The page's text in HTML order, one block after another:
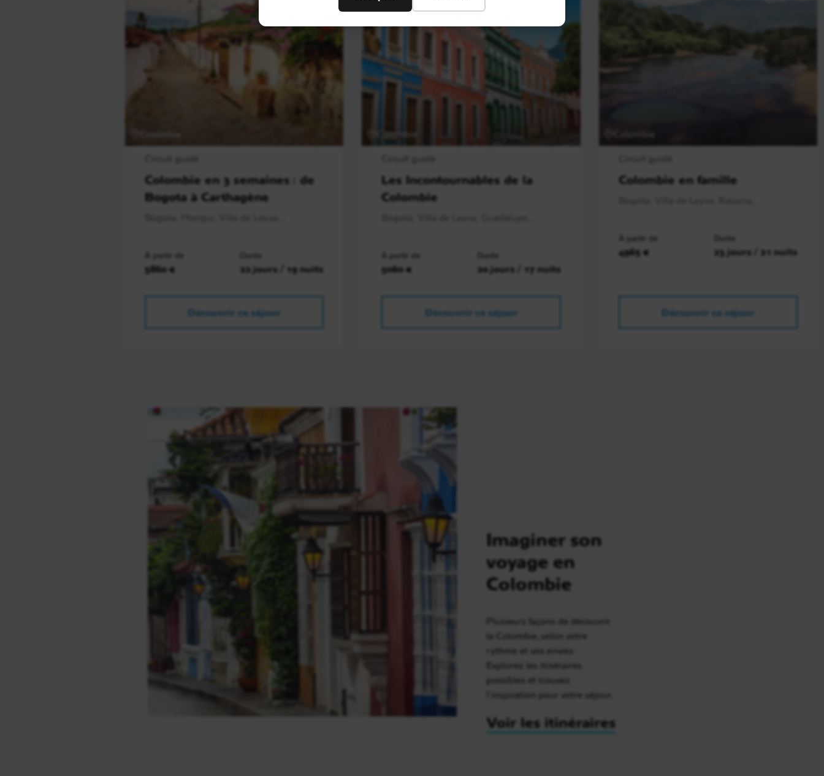
Colombie en 3 semaines : de
Bogota à Carthagène
À partir de
5860 €
Durée
22 jours / 19 nuits
Découvrir ce séjour
Colombie
Les Incontournables de la
Colombie
À partir de
5060 €
Durée
20 jours / 17 nuits
Découvrir ce séjour
Colombie en famille
À partir de
4965 €
Durée
23 jours / 21 nuits
Découvrir ce séjour
Imaginer son
voyage en
Colombie
Plusieurs façons de découvrir
la Colombie, selon votre
rythme et vos envies.
Explorez les itinéraires
possibles et trouvez
l’inspiration pour votre séjour.
Voir les itinéraires